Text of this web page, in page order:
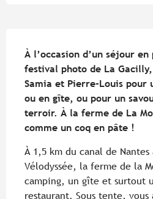
À l’occasion d’un séjour
festival photo de La
Samia et Pierre-Louis pour
ou en gîte, ou pour un
terroir. À la ferme de La
comme un coq en pâte !
À 1,5 km du canal de
Vélodyssée, la ferme de la
camping, un gîte et surtout
restaurant. Sous tente,